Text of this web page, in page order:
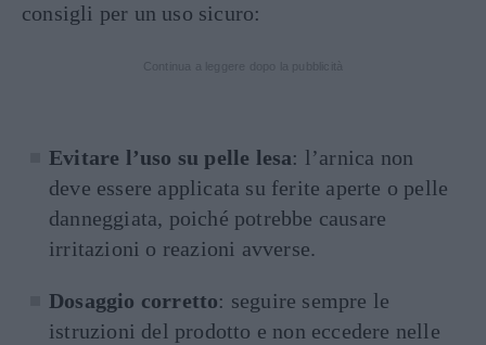
consigli per un uso sicuro:
Evitare l’uso su pelle lesa: l’arnica non
deve essere applicata su ferite aperte o pelle
danneggiata, poiché potrebbe causare
irritazioni o reazioni avverse.
Dosaggio corretto: seguire sempre le
istruzioni del prodotto e non eccedere nelle